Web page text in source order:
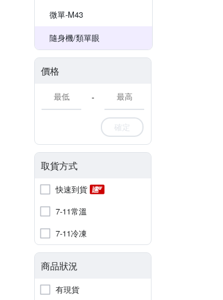
微單-M43
隨身機/類單眼
價格
-
確定
取貨方式
快速到貨
7-11常溫
7-11冷凍
商品狀況
有現貨